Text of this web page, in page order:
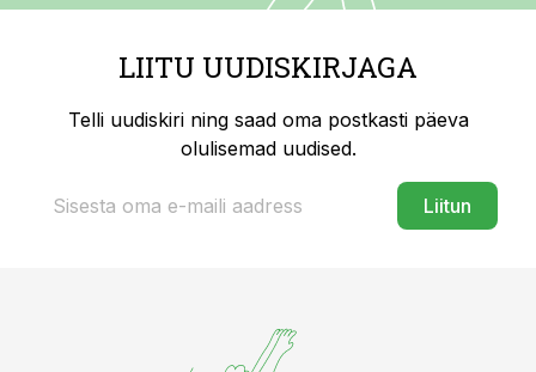
LIITU UUDISKIRJAGA
Telli uudiskiri ning saad oma postkasti päeva
olulisemad uudised.
Liitun